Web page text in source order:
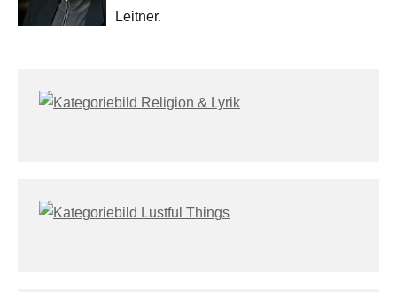
Leitner.